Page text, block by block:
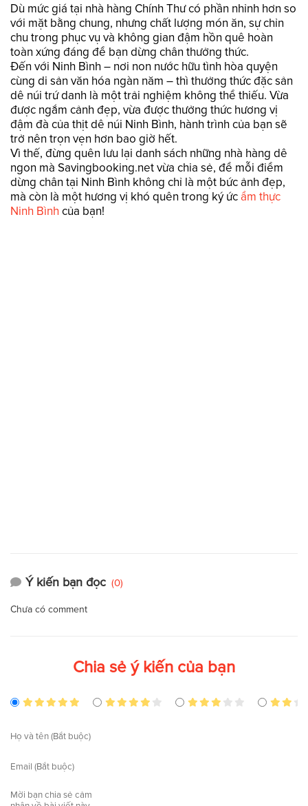
Dù mức giá tại nhà hàng Chính Thư có phần nhỉnh hơn so
với mặt bằng chung, nhưng chất lượng món ăn, sự chỉn
chu trong phục vụ và không gian đậm hồn quê hoàn
toàn xứng đáng để bạn dừng chân thưởng thức.
Đến với Ninh Bình – nơi non nước hữu tình hòa quyện
cùng di sản văn hóa ngàn năm – thì thưởng thức đặc sản
dê núi trứ danh là một trải nghiệm không thể thiếu. Vừa
được ngắm cảnh đẹp, vừa được thưởng thức hương vị
đậm đà của thịt dê núi Ninh Bình, hành trình của bạn sẽ
trở nên trọn vẹn hơn bao giờ hết.
Vì thế, đừng quên lưu lại danh sách những nhà hàng dê
ngon mà Savingbooking.net vừa chia sẻ, để mỗi điểm
dừng chân tại Ninh Bình không chỉ là một bức ảnh đẹp,
mà còn là một hương vị khó quên trong ký ứcẩm thực
Ninh Bình của bạn!
Ý kiến bạn đọc (0)
Chưa có comment
Chia sẻ ý kiến của bạn